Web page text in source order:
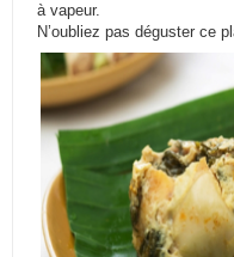
à vapeur.
N’oubliez pas déguster ce